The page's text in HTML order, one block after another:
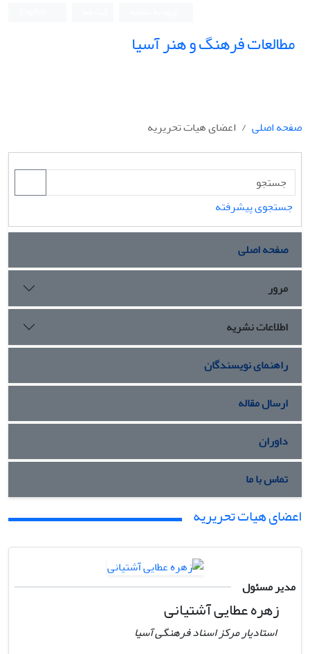
مطالعات فرهنگ و هنر آسیا
صفحه اصلی اعضای هیات تحریریه
جستجوی پیشرفته
صفحه اصلی
مرور
اطلاعات نشریه
راهنمای نویسندگان
ارسال مقاله
داوران
تماس با ما
اعضای هیات تحریریه
مدیر مسئول
زهره عطایی آشتیانی
استادیار مرکز اسناد فرهنگی آسیا